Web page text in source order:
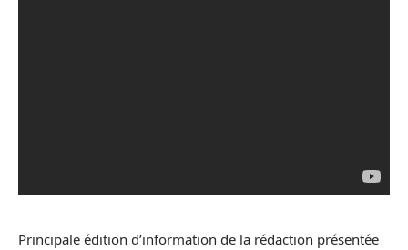
Principale édition d’information de la rédaction présentée